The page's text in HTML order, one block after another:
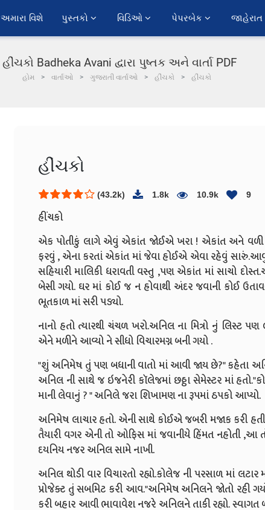
અમારા વિશે પુસ્તકો વિડિઓ પેપરબેક જાહેરાત
હીંચકો Badheka Avani દ્વારા પુષ્તક અને વાર્તા PDF
હોમ વાર્તાઓ ગુજરાતી વાર્તાઓ હીંચકો હીંચકો
હીંચકો
(43.2k) 1.8k 10.9k 9
હીંચકો
એક પોતીકું લાગે એવું એકાંત જોઈએ ખરા ! એકાંત અને વળી
ફરવું , એના કરતાં એકાંત માં જેવા હોઈએ એવા રહેવું
સહિયારી માલિકી ધરાવતી વસ્તુ ,પણ એકાંત માં સાચો
બેસી ગયો. ઘર માં કોઈ જ ન હોવાથી અંદર જવાની કોઈ
ભૂતકાળ માં સરી પડ્યો.
નાનો હતો ત્યારથી ચંચળ ખરો.અનિલ ના મિત્રો નું લિસ્ટ
એને મળીને આવ્યો ને સીધો વિચારમગ્ન બની ગયો .
"શું અનિમેષ તું પણ બધાની વાતો માં આવી જાય છે?" કહેતા
અનિલ ની સાથે જ ઇજનેરી કૉલેજમાં છઠ્ઠા સેમેસ્ટર માં
માની લેવાનું ? " અનિલે જરા શિખામણ ના રૂપમાં ઠપકો આપ્યો.
અનિમેષ લાચાર હતો. એની સાથે કોઈએ જબરી મજાક કરી
તૈયારી વગર એની તો ઓફિસ માં જવાનીયે હિંમત નહોતી
દયનિય નજર અનિલ સામે નાખી.
અનિલ થોડી વાર વિચારતો રહ્યો.કોલેજ ની પરસાળ માં લટાર
પ્રોજેક્ટ તું સબમિટ કરી આવ."અનિમેષ અનિલને જોતો રહી
કરી બહાર આવી ભાવાવેશ નજરે અનિલને તાકી રહ્યો.